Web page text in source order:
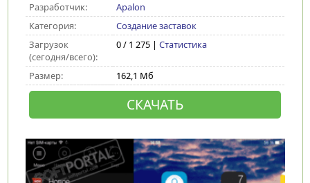
Разработчик:
Apalon
Категория:
Создание заставок
Загрузок
(сегодня/всего):
0 / 1 275 | Статистика
Размер: 162,1 Мб
СКАЧАТЬ